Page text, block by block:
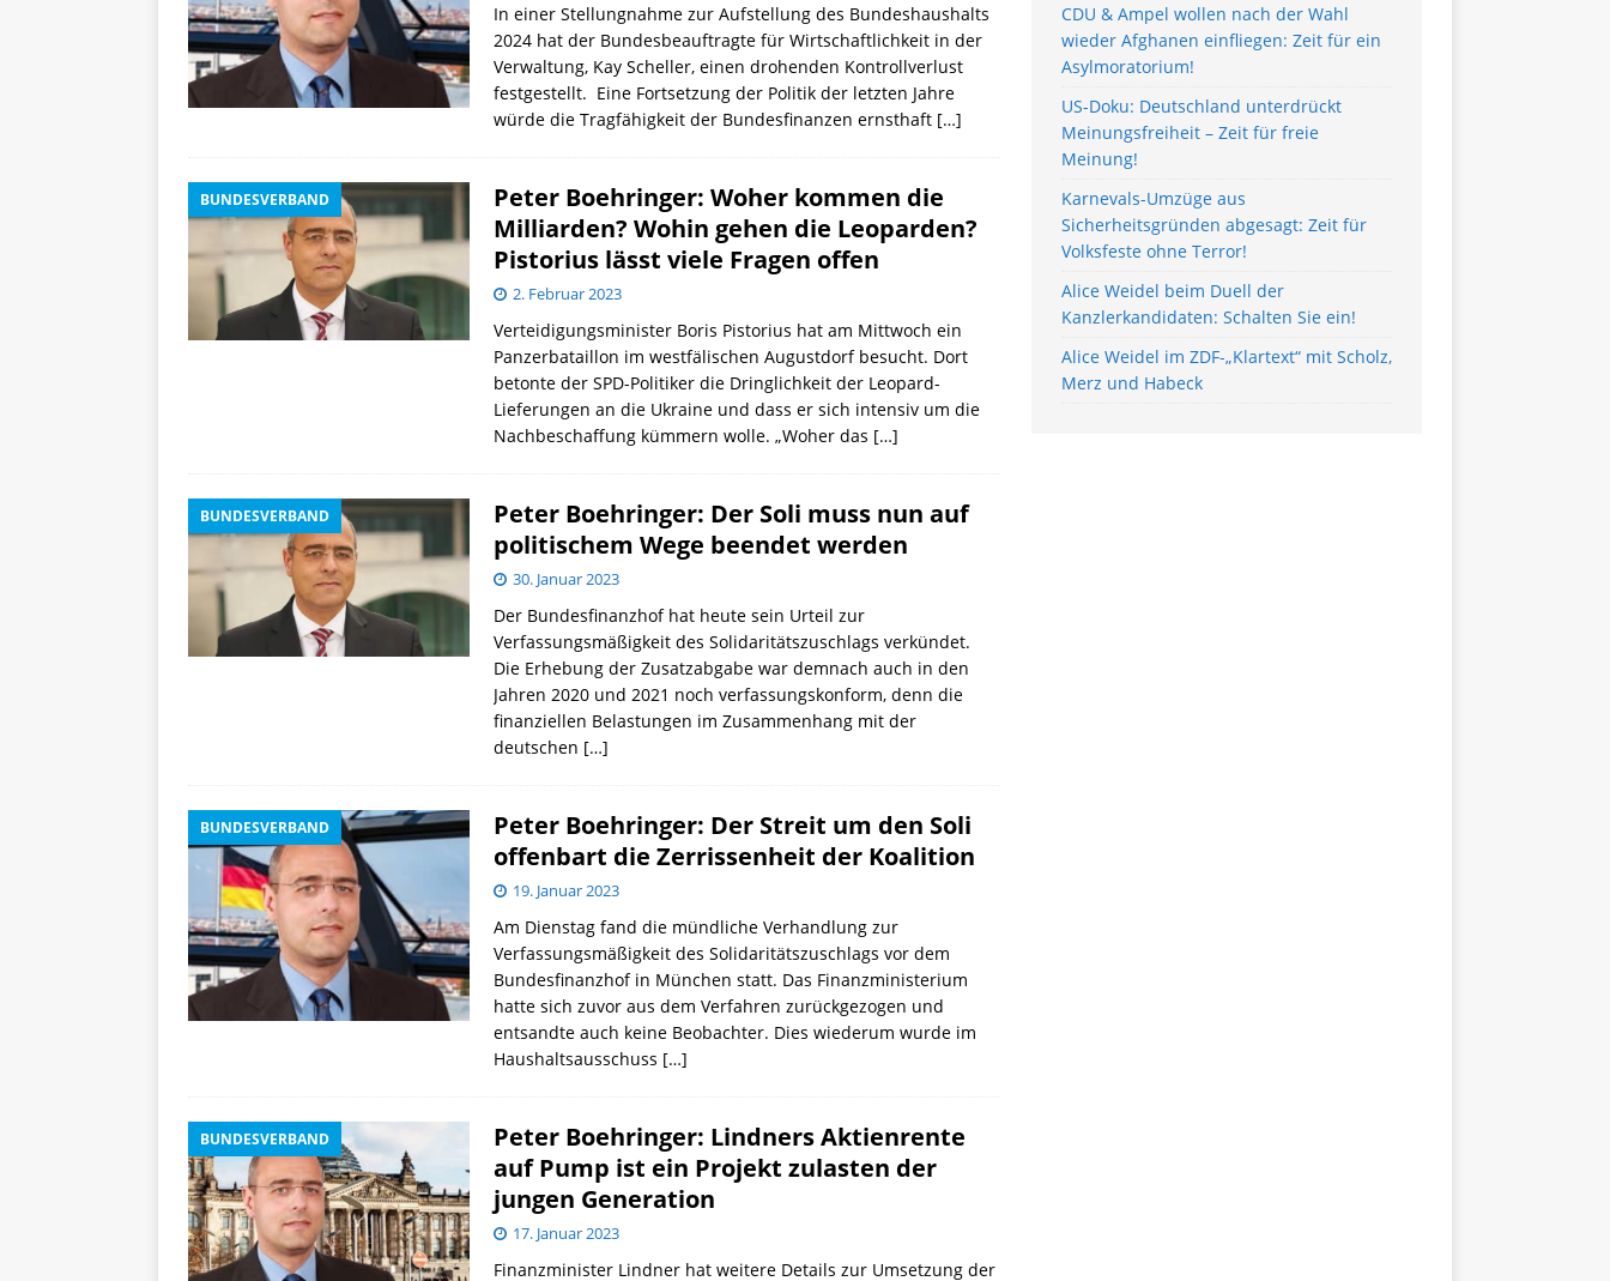
In einer Stellungnahme zur Aufstellung des Bundeshaushalts
2024 hat der Bundesbeauftragte für Wirtschaftlichkeit in der
Verwaltung, Kay Scheller, einen drohenden Kontrollverlust
festgestellt. Eine Fortsetzung der Politik der letzten Jahre
würde die Tragfähigkeit der Bundesfinanzen ernsthaft […]
BUNDESVERBAND
Peter Boehringer: Woher kommen die
Milliarden? Wohin gehen die Leoparden?
Pistorius lässt viele Fragen offen
2. Februar 2023
Verteidigungsminister Boris Pistorius hat am Mittwoch ein
Panzerbataillon im westfälischen Augustdorf besucht. Dort
betonte der SPD-Politiker die Dringlichkeit der Leopard-
Lieferungen an die Ukraine und dass er sich intensiv um die
Nachbeschaffung kümmern wolle. „Woher das […]
BUNDESVERBAND
Peter Boehringer: Der Soli muss nun auf
politischem Wege beendet werden
30. Januar 2023
Der Bundesfinanzhof hat heute sein Urteil zur
Verfassungsmäßigkeit des Solidaritätszuschlags verkündet.
Die Erhebung der Zusatzabgabe war demnach auch in den
Jahren 2020 und 2021 noch verfassungskonform, denn die
finanziellen Belastungen im Zusammenhang mit der
deutschen […]
BUNDESVERBAND
Peter Boehringer: Der Streit um den Soli
offenbart die Zerrissenheit der Koalition
19. Januar 2023
Am Dienstag fand die mündliche Verhandlung zur
Verfassungsmäßigkeit des Solidaritätszuschlags vor dem
Bundesfinanzhof in München statt. Das Finanzministerium
hatte sich zuvor aus dem Verfahren zurückgezogen und
entsandte auch keine Beobachter. Dies wiederum wurde im
Haushaltsausschuss […]
BUNDESVERBAND
Peter Boehringer: Lindners Aktienrente
auf Pump ist ein Projekt zulasten der
jungen Generation
17. Januar 2023
Finanzminister Lindner hat weitere Details zur Umsetzung der
CDU & Ampel wollen nach der Wahl
wieder Afghanen einfliegen: Zeit für ein
Asylmoratorium!
US-Doku: Deutschland unterdrückt
Meinungsfreiheit – Zeit für freie
Meinung!
Karnevals-Umzüge aus
Sicherheitsgründen abgesagt: Zeit für
Volksfeste ohne Terror!
Alice Weidel beim Duell der
Kanzlerkandidaten: Schalten Sie ein!
Alice Weidel im ZDF-„Klartext“ mit Scholz,
Merz und Habeck